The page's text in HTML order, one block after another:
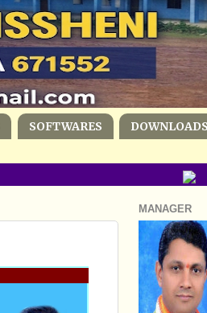
SOFTWARES
MANAGER